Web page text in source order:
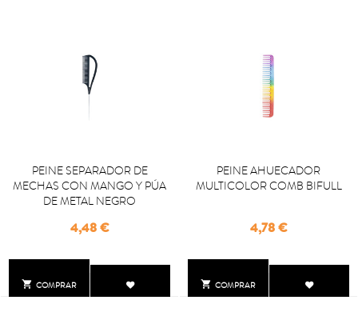
 COMPRAR
PEINE SEPARADOR DE
MECHAS CON MANGO Y PÚA
DE METAL NEGRO
Precio
4,48 €
 COMPRAR
PEINE AHUECADOR
MULTICOLOR COMB BIFULL
Precio
4,78 €